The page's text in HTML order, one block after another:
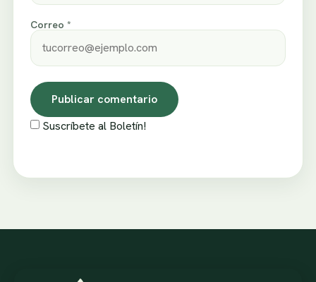
Correo *
Suscríbete al Boletín!